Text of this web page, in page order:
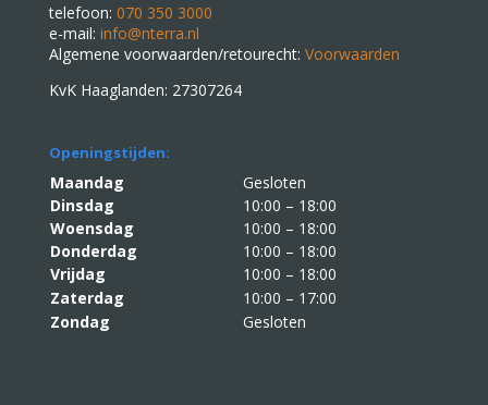
telefoon: 070 350 3000
e-mail: info@nterra.nl
Algemene voorwaarden/retourecht: Voorwaarden
KvK Haaglanden: 27307264
Openingstijden:
Maandag
Gesloten
Dinsdag
10:00 – 18:00
Woensdag
10:00 – 18:00
Donderdag
10:00 – 18:00
Vrijdag
10:00 – 18:00
Zaterdag
10:00 – 17:00
Zondag
Gesloten